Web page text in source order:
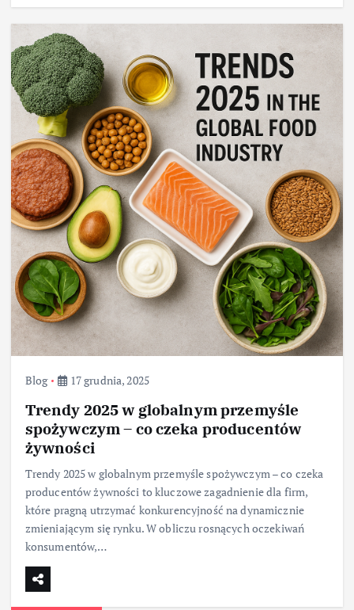
Blog 17 grudnia, 2025
Trendy 2025 w globalnym przemyśle
spożywczym – co czeka producentów
żywności
Trendy 2025 w globalnym przemyśle spożywczym – co czeka
producentów żywności to kluczowe zagadnienie dla firm,
które pragną utrzymać konkurencyjność na dynamicznie
zmieniającym się rynku. W obliczu rosnących oczekiwań
konsumentów,…